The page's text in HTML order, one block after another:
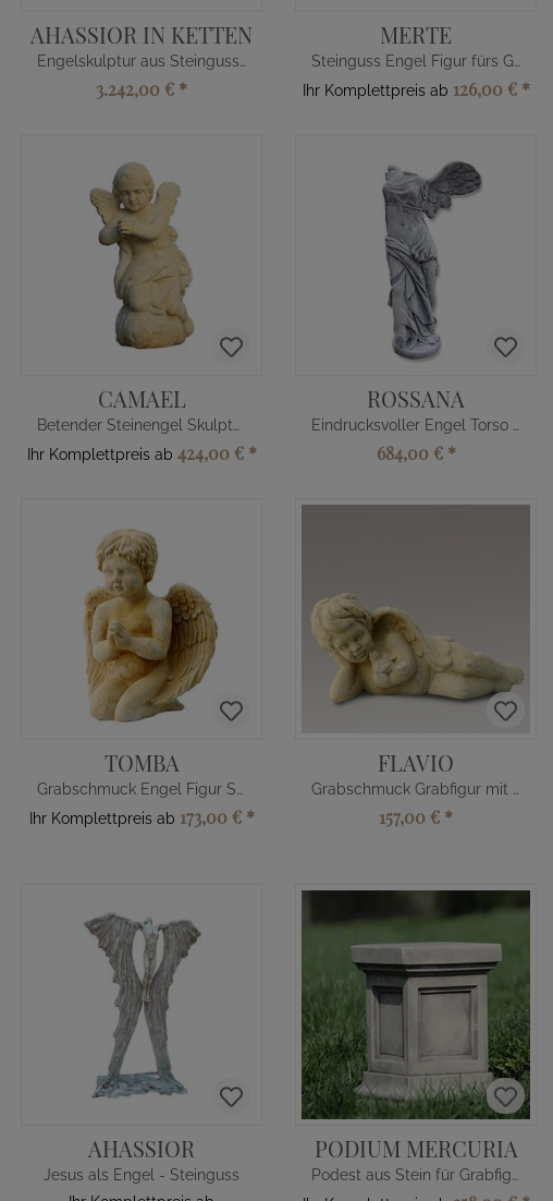
AHASSIOR IN KETTEN
Engelskulptur aus Steinguss - Jesus
3.242,00 € *
MERTE
Steinguss Engel Figur fürs Grab
Ihr Komplettpreis ab 126,00 € *
CAMAEL
Betender Steinengel Skulptur winterfest
Ihr Komplettpreis ab 424,00 € *
ROSSANA
Eindrucksvoller Engel Torso aus Stein
684,00 € *
TOMBA
Grabschmuck Engel Figur Steinguss
Ihr Komplettpreis ab 173,00 € *
FLAVIO
Grabschmuck Grabfigur mit Engel
157,00 € *
AHASSIOR
Jesus als Engel - Steinguss
PODIUM MERCURIA
Podest aus Stein für Grabfiguren